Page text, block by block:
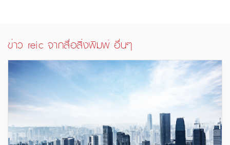
ข่าว reic จากสื่อสิ่งพิมพ์ อื่นๆ